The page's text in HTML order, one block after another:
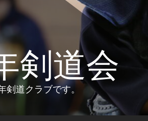
剣道会
道クラブです。